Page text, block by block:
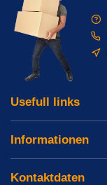
Usefull links
Informationen
Kontaktdaten